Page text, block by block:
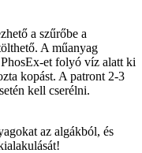
a szűrőbe a
A műanyag
et folyó víz alatt ki
kopást. A patront 2-3
kell cserélni.
az algákból, és